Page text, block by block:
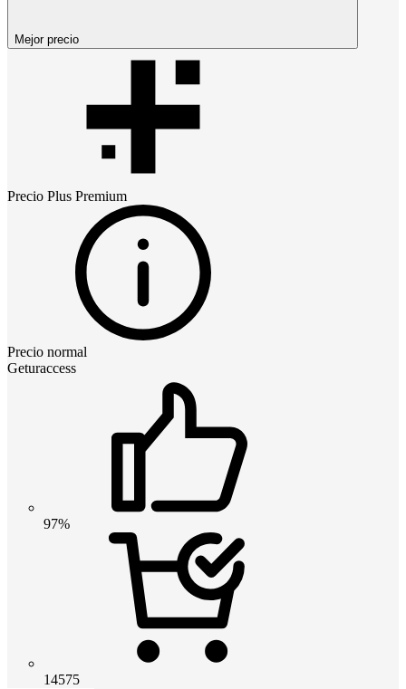
Mejor precio
Precio Plus Premium
Precio normal
Geturaccess
97%
14575